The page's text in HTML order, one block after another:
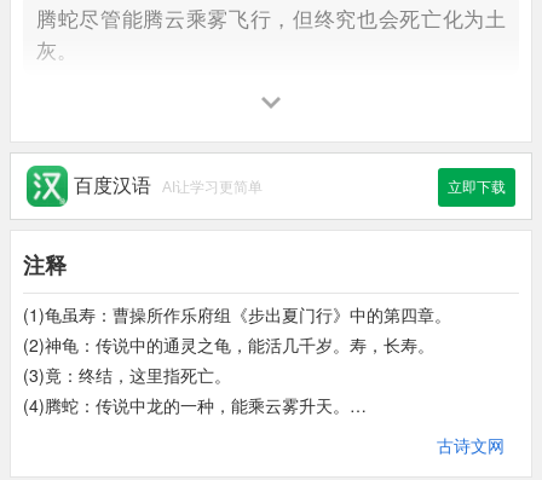
腾蛇尽管能腾云乘雾飞行， 但终究也会死亡化为土
灰。
年老的千里马虽然伏在马槽旁，雄心壮志仍是驰骋
千里；
壮志凌云的人士即便到了晚年，奋发思进的心也永
不止息。
盈缩 之期， 不但在天；
百度汉语 AI让学习更简单 立即下载
注释
(1)龟虽寿：曹操所作乐府组《步出夏门行》中的第四章。
(2)神龟：传说中的通灵之龟，能活几千岁。寿，长寿。
(3)竟：终结，这里指死亡。
(4)腾蛇：传说中龙的一种，能乘云雾升天。
古诗文网